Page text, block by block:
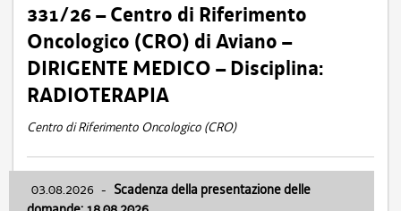
331/26 – Centro di Riferimento
Oncologico (CRO) di Aviano –
DIRIGENTE MEDICO – Disciplina:
RADIOTERAPIA
Centro di Riferimento Oncologico (CRO)
03.08.2026 - Scadenza della presentazione delle